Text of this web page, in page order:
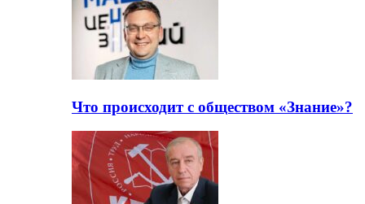
Что происходит с обществом «Знание»?